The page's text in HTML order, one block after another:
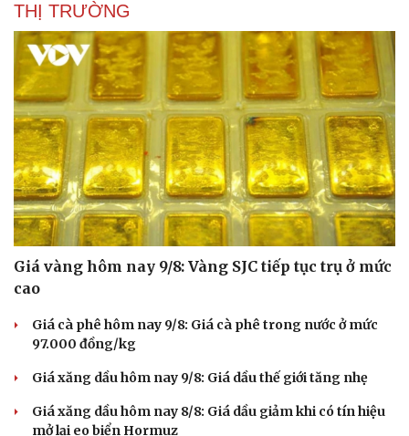
THỊ TRƯỜNG
Giá vàng hôm nay 9/8: Vàng SJC tiếp tục trụ ở mức
cao
Giá cà phê hôm nay 9/8: Giá cà phê trong nước ở mức
97.000 đồng/kg
Giá xăng dầu hôm nay 9/8: Giá dầu thế giới tăng nhẹ
Giá xăng dầu hôm nay 8/8: Giá dầu giảm khi có tín hiệu
mở lại eo biển Hormuz